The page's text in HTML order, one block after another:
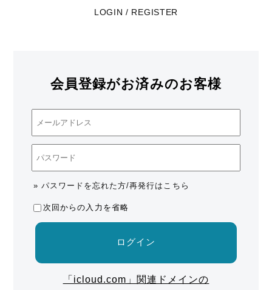
LOGIN / REGISTER
会員登録がお済みのお客様
» パスワードを忘れた方/再発行はこちら
次回からの入力を省略
ログイン
「icloud.com」関連ドメインの